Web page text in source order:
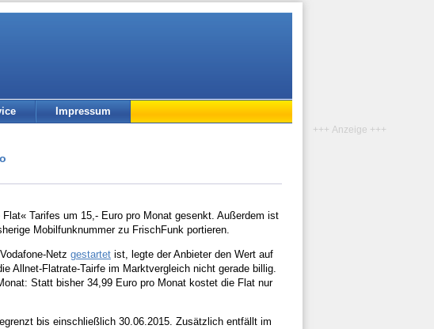
Impressum
Tarifes um 15,- Euro pro Monat gesenkt. Außerdem ist
Mobilfunknummer zu FrischFunk portieren.
Netz gestartet ist, legte der Anbieter den Wert auf
Allnet-Flatrate-Tairfe im Marktvergleich nicht gerade billig.
Statt bisher 34,99 Euro pro Monat kostet die Flat nur
bis einschließlich 30.06.2015. Zusätzlich entfällt im
+++ Anzeige +++